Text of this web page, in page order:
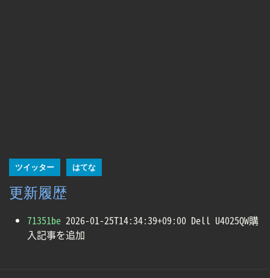
ツイッター はてな
更新履歴
71351be 2026-01-25T14:34:39+09:00 Dell U4025QW購
入記事を追加